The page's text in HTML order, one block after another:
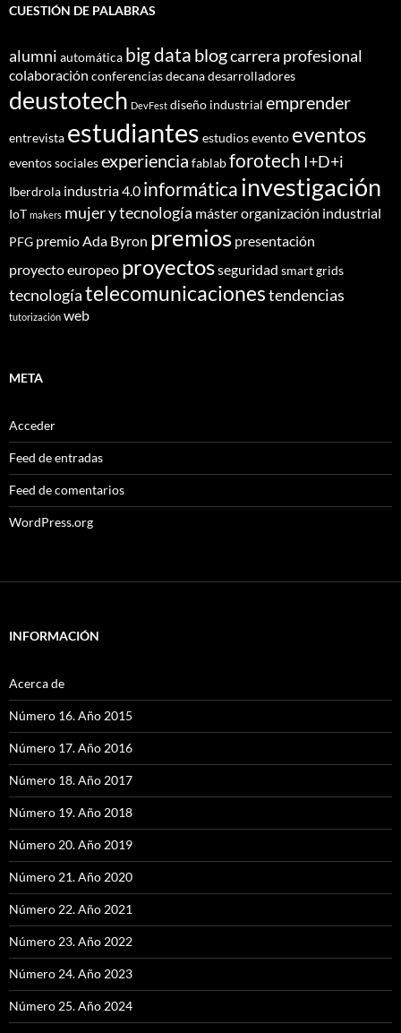
CUESTIÓN DE PALABRAS
alumni automática big data blogcarrera profesional
colaboración conferenciasdecanadesarrolladores
deustotech DevFest diseño industrial emprender
entrevista estudiantes estudiosevento eventos
eventos socialesexperiencia fablabforotech I+D+i
Iberdrola industria 4.0 informática investigación
IoT makers mujer y tecnología másterorganización industrial
PFG premio Ada Byron premios presentación
proyecto europeo proyectosseguridad smart grids
tecnologíatelecomunicacionestendencias
tutorización web
META
Acceder
Feed de entradas
Feed de comentarios
WordPress.org
INFORMACIÓN
Acerca de
Número 16. Año 2015
Número 17. Año 2016
Número 18. Año 2017
Número 19. Año 2018
Número 20. Año 2019
Número 21. Año 2020
Número 22. Año 2021
Número 23. Año 2022
Número 24. Año 2023
Número 25. Año 2024